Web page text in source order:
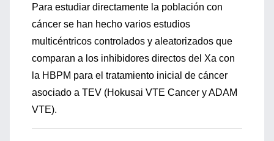
Para estudiar directamente la población con
cáncer se han hecho varios estudios
multicéntricos controlados y aleatorizados que
comparan a los inhibidores directos del Xa con
la HBPM para el tratamiento inicial de cáncer
asociado a TEV (Hokusai VTE Cancer y ADAM
VTE).